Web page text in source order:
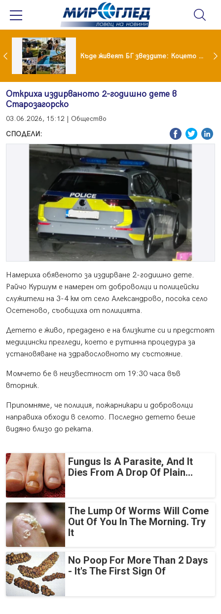
Ето го новият на Мартина от "Ергенът" Къде живеят БГ звездите: Коцето с дворец, Лозанова с имение, Миро с дом за над 2 млн. евро
Откриха издирваното 2-годишно дете в
Старозагорско
03.06.2026, 15:12 | Общество
СПОДЕЛИ:
Намериха обявеното за издирване 2-годишно дете.
Райчо Куршум е намерен от доброволци и полицейски
служители на 3-4 км от село Александрово, посока село
Осетеново, съобщиха от полицията.
Детето е живо, предадено е на близките си и предстоят
медицински прегледи, което е рутинна процедура за
установяване на здравословното му състояние.
Момчето бе в неизвестност от 19:30 часа във
вторник.
Припомняме, че полиция, пожарникари и доброволци
направиха обходи в селото. Последно детето беше
видяно близо до реката.
Fungus Is A Parasite, And It
Dies From A Drop Of Plain...
The Lump Of Worms Will Come
Out Of You In The Morning. Try
It
No Poop For More Than 2 Days
- It's The First Sign Of